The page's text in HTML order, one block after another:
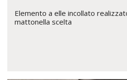
Elemento a elle incollato
mattonella scelta